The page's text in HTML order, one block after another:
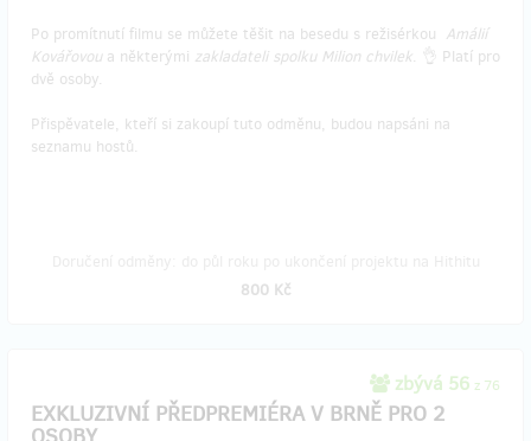
Po promítnutí filmu se můžete těšit na besedu s režisérkou Amálií
Kovářovou a některými zakladateli spolku Milion chvilek. 👌 Platí pro
dvě osoby.
Přispěvatele, kteří si zakoupí tuto odměnu, budou napsáni na
seznamu hostů.
800 Kč
zbývá 56 z 76
EXKLUZIVNÍ PŘEDPREMIÉRA V BRNĚ PRO 2